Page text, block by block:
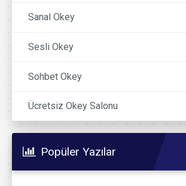
Sanal Okey
Sesli Okey
Sohbet Okey
Ücretsiz Okey Salonu
Popüler Yazılar